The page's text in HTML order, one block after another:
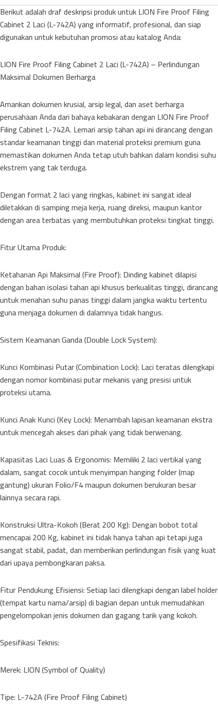
Berikut adalah draf deskripsi produk untuk LION Fire Proof Filing
Cabinet 2 Laci (L-742A) yang informatif, profesional, dan siap
digunakan untuk kebutuhan promosi atau katalog Anda:
LION Fire Proof Filing Cabinet 2 Laci (L-742A) – Perlindungan
Maksimal Dokumen Berharga
Amankan dokumen krusial, arsip legal, dan aset berharga
perusahaan Anda dari bahaya kebakaran dengan LION Fire Proof
Filing Cabinet L-742A. Lemari arsip tahan api ini dirancang dengan
standar keamanan tinggi dan material proteksi premium guna
memastikan dokumen Anda tetap utuh bahkan dalam kondisi suhu
ekstrem yang tak terduga.
Dengan format 2 laci yang ringkas, kabinet ini sangat ideal
diletakkan di samping meja kerja, ruang direksi, maupun kantor
dengan area terbatas yang membutuhkan proteksi tingkat tinggi.
Fitur Utama Produk:
Ketahanan Api Maksimal (Fire Proof): Dinding kabinet dilapisi
dengan bahan isolasi tahan api khusus berkualitas tinggi, dirancang
untuk menahan suhu panas tinggi dalam jangka waktu tertentu
guna menjaga dokumen di dalamnya tidak hangus.
Sistem Keamanan Ganda (Double Lock System):
Kunci Kombinasi Putar (Combination Lock): Laci teratas dilengkapi
dengan nomor kombinasi putar mekanis yang presisi untuk
proteksi utama.
Kunci Anak Kunci (Key Lock): Menambah lapisan keamanan ekstra
untuk mencegah akses dari pihak yang tidak berwenang.
Kapasitas Laci Luas & Ergonomis: Memiliki 2 laci vertikal yang
dalam, sangat cocok untuk menyimpan hanging folder (map
gantung) ukuran Folio/F4 maupun dokumen berukuran besar
lainnya secara rapi.
Konstruksi Ultra-Kokoh (Berat 200 Kg): Dengan bobot total
mencapai 200 Kg, kabinet ini tidak hanya tahan api tetapi juga
sangat stabil, padat, dan memberikan perlindungan fisik yang kuat
dari upaya pembongkaran paksa.
Fitur Pendukung Efisiensi: Setiap laci dilengkapi dengan label holder
(tempat kartu nama/arsip) di bagian depan untuk memudahkan
pengelompokan jenis dokumen dan gagang tarik yang kokoh.
Spesifikasi Teknis:
Merek: LION (Symbol of Quality)
Tipe: L-742A (Fire Proof Filing Cabinet)